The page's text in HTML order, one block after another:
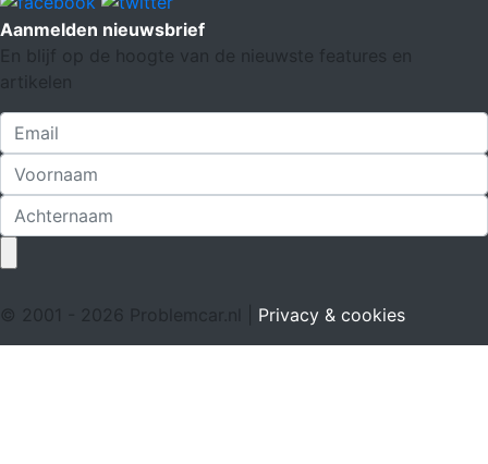
Aanmelden nieuwsbrief
En blijf op de hoogte van de nieuwste features en
artikelen
© 2001 - 2026 Problemcar.nl | Privacy & cookies